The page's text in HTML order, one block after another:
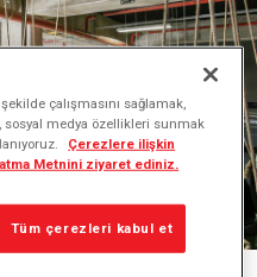
çalışmasını sağlamak,
medya özellikleri sunmak
Çerezlere ilişkin
Metnini ziyaret ediniz.
Tüm çerezleri kabul et